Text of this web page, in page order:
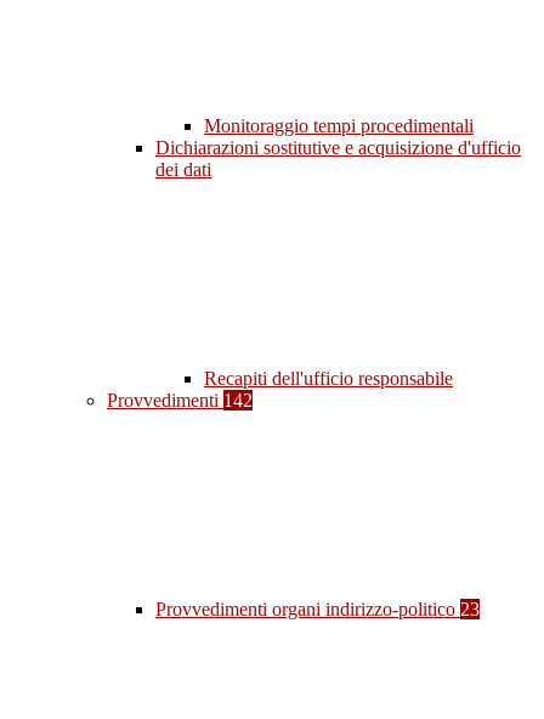
Monitoraggio tempi procedimentali
Dichiarazioni sostitutive e acquisizione d'ufficio
dei dati
Recapiti dell'ufficio responsabile
Provvedimenti 142
Provvedimenti organi indirizzo-politico 23